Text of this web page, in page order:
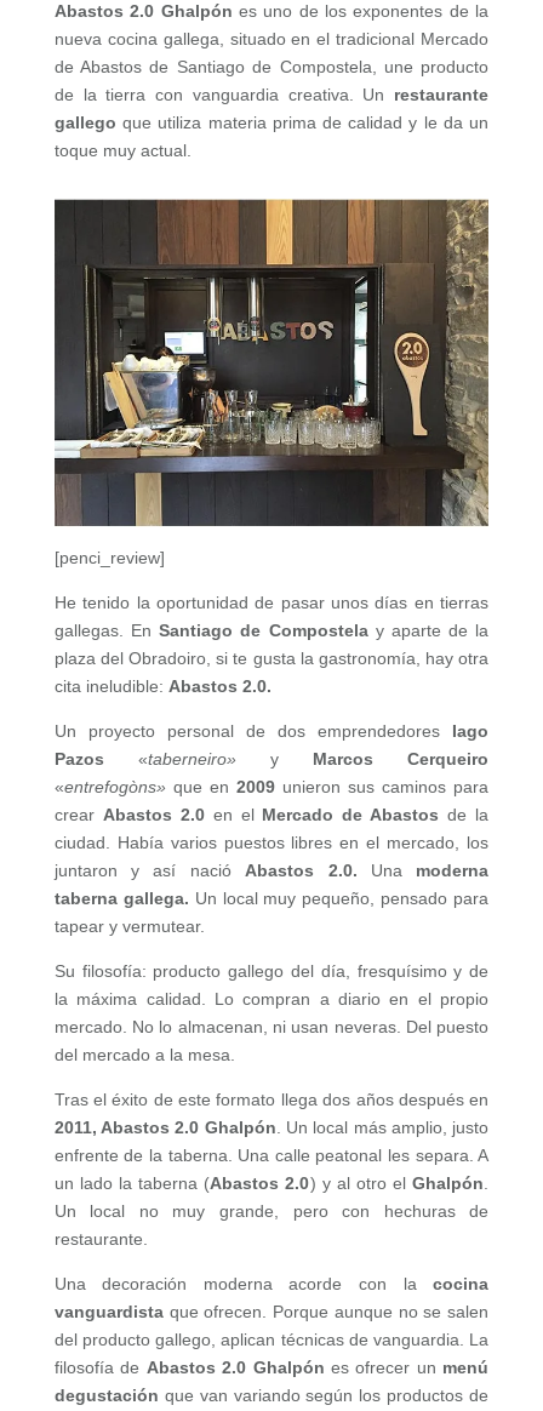
Abastos 2.0 Ghalpón es uno de los exponentes de la
nueva cocina gallega, situado en el tradicional Mercado
de Abastos de Santiago de Compostela, une producto
de la tierra con vanguardia creativa. Un restaurante
gallego que utiliza materia prima de calidad y le da un
toque muy actual.
[penci_review]
He tenido la oportunidad de pasar unos días en tierras
gallegas. EnSantiago de Compostelay aparte de la
plaza del Obradoiro, si te gusta la gastronomía, hay otra
cita ineludible: Abastos 2.0.
Un proyecto personal de dos emprendedores Iago
Pazos «taberneiro» y Marcos Cerqueiro
«entrefogòns» que en 2009unieron sus caminos para
crear Abastos 2.0en el Mercado de Abastosde la
ciudad. Había varios puestos libres en el mercado, los
juntaron y así nació Abastos 2.0. Una moderna
taberna gallega. Un local muy pequeño, pensado para
tapear y vermutear.
Su filosofía: producto gallego del día, fresquísimo y de
la máxima calidad. Lo compran a diario en el propio
mercado. No lo almacenan, ni usan neveras. Del puesto
del mercado a la mesa.
Tras el éxito de este formato llega dos años después en
2011, Abastos 2.0 Ghalpón . Un local más amplio, justo
enfrente de la taberna. Una calle peatonal les separa. A
un lado la taberna (Abastos 2.0) y al otro elGhalpón
Un local no muy grande, pero con hechuras de
restaurante.
Una decoración moderna acorde con lacocina
vanguardistaque ofrecen. Porque aunque no se salen
del producto gallego, aplican técnicas de vanguardia. La
filosofía de Abastos 2.0 Ghalpón es ofrecer un menú
degustación que van variando según los productos de